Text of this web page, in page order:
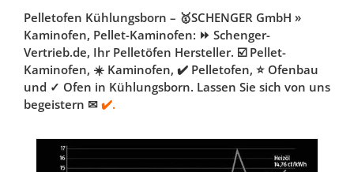
Pelletofen Kühlungsborn – 🥇SCHENGER GmbH »
Kaminofen, Pellet-Kaminofen: ⏩ Schenger-
Vertrieb.de, Ihr Pelletöfen Hersteller. ☑️ Pellet-
Kaminofen, ☀️ Kaminofen, ✔️ Pelletofen, ⭐ Ofenbau
und ✓ Ofen in Kühlungsborn. Lassen Sie sich von uns
begeistern ✉ ✔️.